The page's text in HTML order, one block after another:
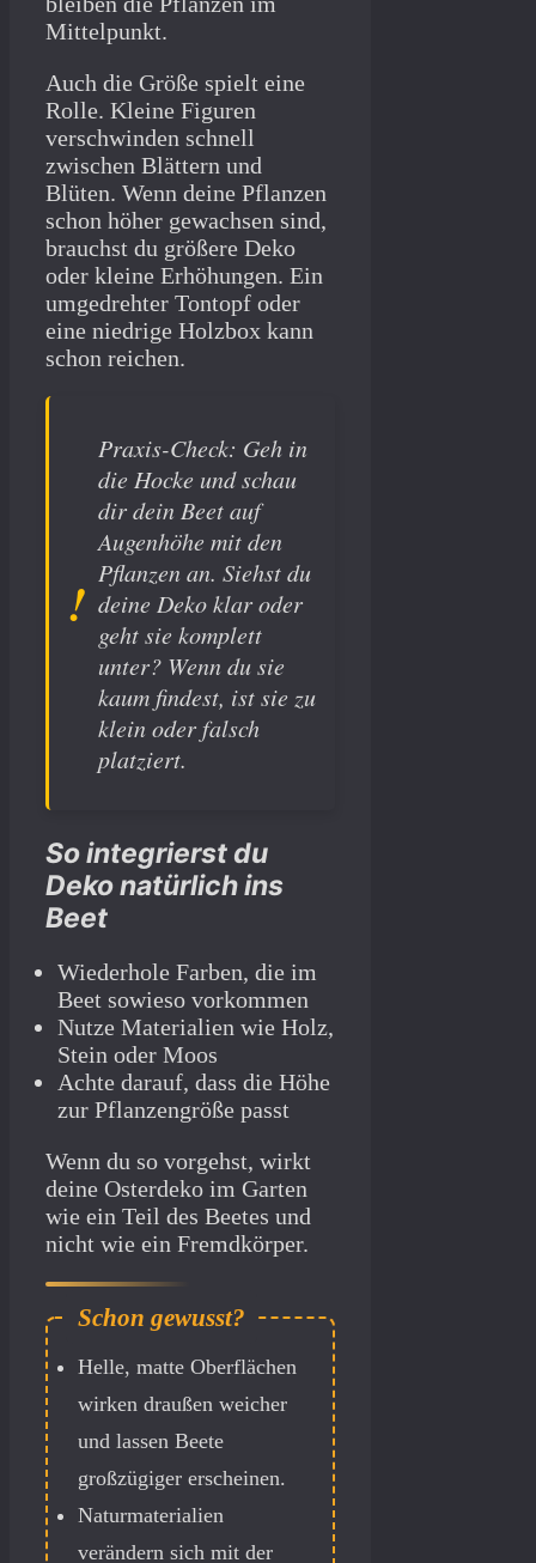
Mittelpunkt.
Auch die Größe spielt eine
Rolle. Kleine Figuren
verschwinden schnell
zwischen Blättern und
Blüten. Wenn deine Pflanzen
schon höher gewachsen sind,
brauchst du größere Deko
oder kleine Erhöhungen. Ein
umgedrehter Tontopf oder
eine niedrige Holzbox kann
schon reichen.
Praxis-Check: Geh in
die Hocke und schau
dir dein Beet auf
Augenhöhe mit den
Pflanzen an. Siehst du
deine Deko klar oder
geht sie komplett
unter? Wenn du sie
kaum findest, ist sie zu
klein oder falsch
platziert.
So integrierst du
Deko natürlich ins
Beet
Wiederhole Farben, die im
Beet sowieso vorkommen
Nutze Materialien wie Holz,
Stein oder Moos
Achte darauf, dass die Höhe
zur Pflanzengröße passt
Wenn du so vorgehst, wirkt
deine Osterdeko im Garten
wie ein Teil des Beetes und
nicht wie ein Fremdkörper.
Helle, matte Oberflächen
wirken draußen weicher
und lassen Beete
großzügiger erscheinen.
Naturmaterialien
verändern sich mit der